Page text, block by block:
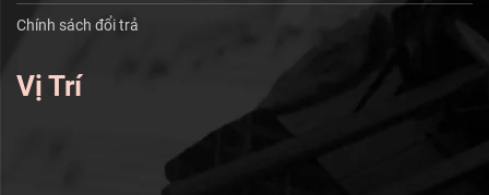
Chính sách đổi trả
Vị Trí